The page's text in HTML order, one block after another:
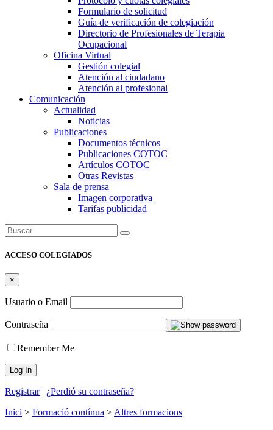
Formulario de solicitud
Guía de verificación de colegiación
Directorio de Profesionales de Terapia
Ocupacional
Oficina Virtual
Gestión colegial
Atención al ciudadano
Atención al profesional
Comunicación
Actualidad
Noticias
Publicaciones
Documentos técnicos
Publicaciones COTOC
Artículos COTOC
Otras Revistas
Sala de prensa
Imagen corporativa
Tarifas publicidad
Buscar:
ACCESO COLEGIADOS
×
Usuario o Email
Contraseña
Remember Me
Registrar| ¿Perdió su contraseña?
Inici > Formació contínua > Altres formacions